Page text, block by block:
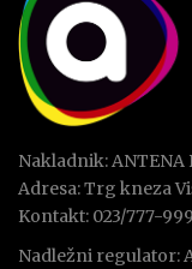
Nakladnik: ANTENA
Adresa: Trg kneza
Kontakt: 023/777-
Nadležni regulator: